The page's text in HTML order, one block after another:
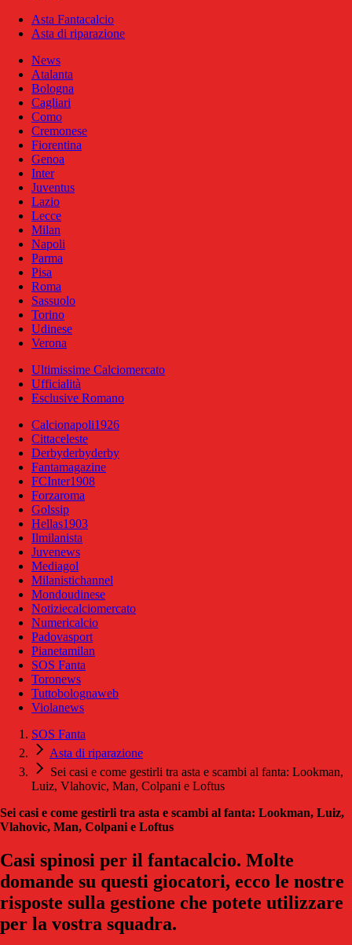
Asta Fantacalcio
Asta di riparazione
News
Atalanta
Bologna
Cagliari
Como
Cremonese
Fiorentina
Genoa
Inter
Juventus
Lazio
Lecce
Milan
Napoli
Parma
Pisa
Roma
Sassuolo
Torino
Udinese
Verona
Ultimissime Calciomercato
Ufficialità
Esclusive Romano
Calcionapoli1926
Cittaceleste
Derbyderbyderby
Fantamagazine
FCInter1908
Forzaroma
Golssip
Hellas1903
Ilmilanista
Juvenews
Mediagol
Milanistichannel
Mondoudinese
Notiziecalciomercato
Numericalcio
Padovasport
Pianetamilan
SOS Fanta
Toronews
Tuttobolognaweb
Violanews
SOS Fanta
Asta di riparazione
Sei casi e come gestirli tra asta e scambi al fanta: Lookman,
Luiz, Vlahovic, Man, Colpani e Loftus
Sei casi e come gestirli tra asta e scambi al fanta: Lookman, Luiz,
Vlahovic, Man, Colpani e Loftus
Casi spinosi per il fantacalcio. Molte
domande su questi giocatori, ecco le nostre
risposte sulla gestione che potete utilizzare
per la vostra squadra.